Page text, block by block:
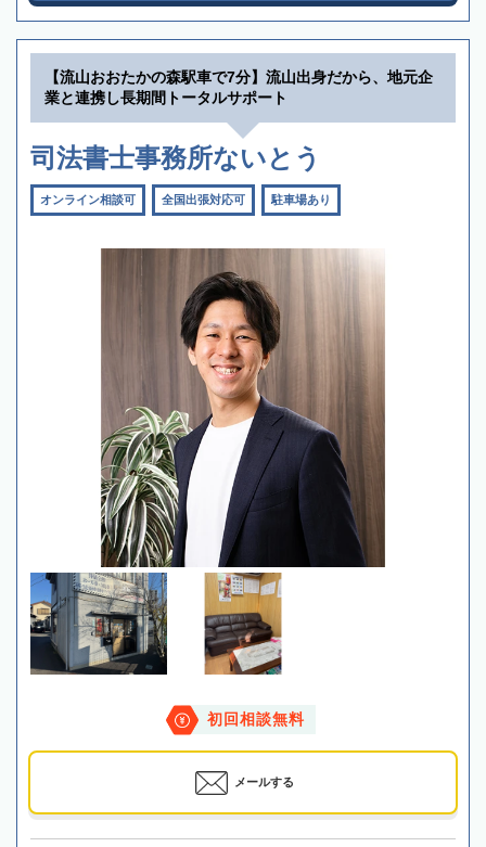
【流山おおたかの森駅車で7分】流山出身だから、地元企
業と連携し長期間トータルサポート
司法書士事務所ないとう
オンライン相談可 全国出張対応可 駐車場あり
初回相談無料
メールする